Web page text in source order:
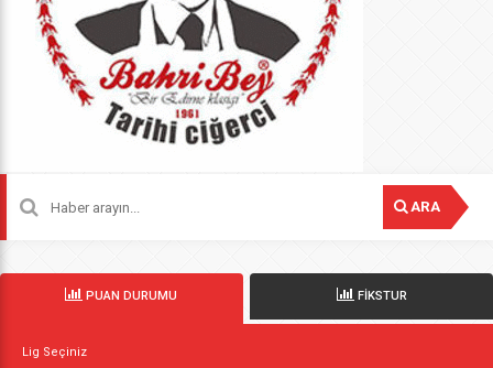
ARA
PUAN DURUMU FİKSTUR
Lig Seçiniz